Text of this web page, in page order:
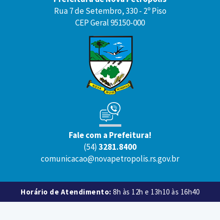
Rua 7 de Setembro, 330 - 2º Piso
CEP Geral 95150-000
Fale com a Prefeitura!
(54) 3281.8400
comunicacao@novapetropolis.rs.gov.br
Horário de Atendimento: 8h às 12h e 13h10 às 16h40